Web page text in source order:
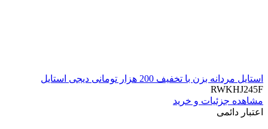
استایل مردانه بزن با تخفیف 200 هزار تومانی دیجی استایل
RWKHJ245F
مشاهده جزئیات و خرید
اعتبار دائمی